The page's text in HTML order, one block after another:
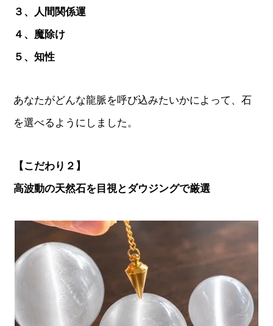
３、人間関係運
４、魔除け
５、知性
あなたがどんな龍脈を呼び込みたいかによって、石
を選べるようにしました。
【こだわり２】
高波動の天然石を目視とダウジングで厳選